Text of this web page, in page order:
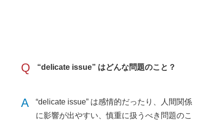
Q “delicate issue” はどんな問題のこと？
A
“delicate issue” は感情的だったり、人間関係
に影響が出やすい、慎重に扱うべき問題のこ